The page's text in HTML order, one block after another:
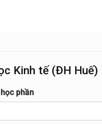
Kinh tế (ĐH Huế)
phần